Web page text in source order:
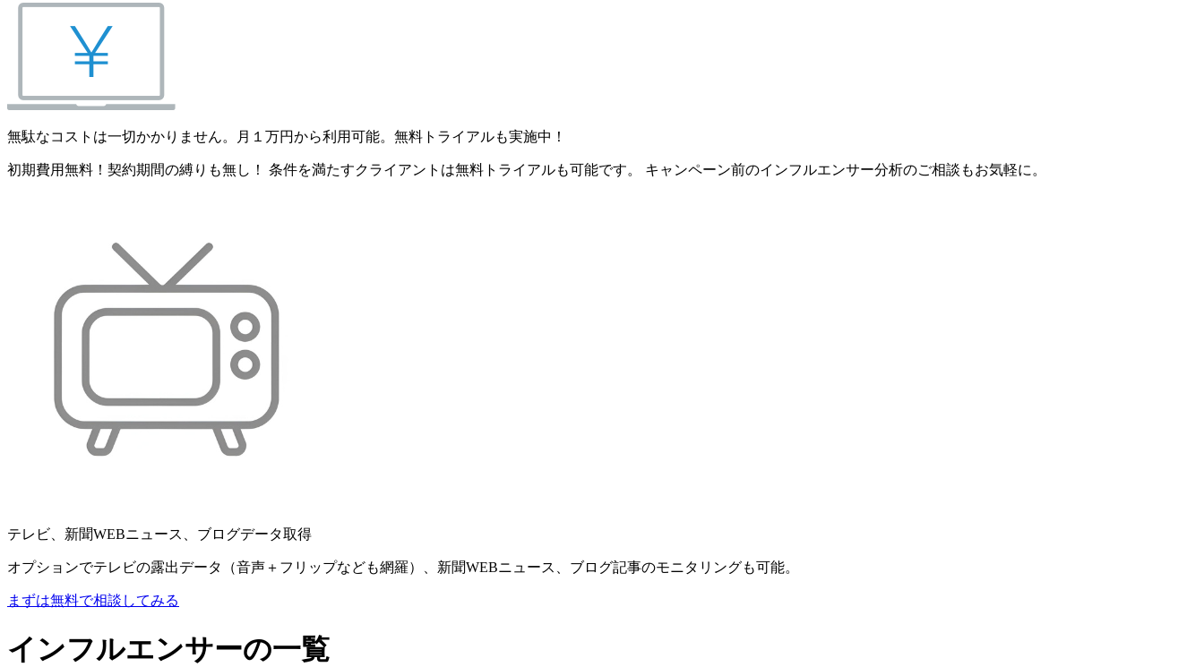
無駄なコストは一切かかりません。月１万円から利用可能。無料トライアルも実施中！
初期費用無料！契約期間の縛りも無し！ 条件を満たすクライアントは無料トライアルも可能です。 キャンペーン前のインフルエンサー分析のご相談もお気軽に。
テレビ、新聞WEBニュース、ブログデータ取得
オプションでテレビの露出データ（音声＋フリップなども網羅）、新聞WEBニュース、ブログ記事のモニタリングも可能。
まずは無料で相談してみる
インフルエンサーの一覧